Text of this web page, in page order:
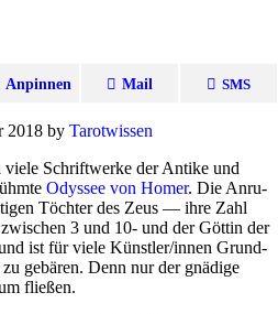
Anpinnen Mail SMS
2018 by Tarot­wissen
Schrift­werke der Antike und
Odyssee von Homer. Die Anru­
Töchter des Zeus — ihre Zahl
3 und 10- und der Göttin der
ist für viele Künstler/innen Grund­
gebären. Denn nur der gnä­dige
fließen.